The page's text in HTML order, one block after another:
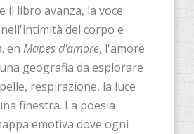
il libro avanza, la voce
del corpo e
en Mapes d'amore, l'amore
geografia da esplorare
respirazione, la luce
finestra. La poesia
emotiva dove ogni